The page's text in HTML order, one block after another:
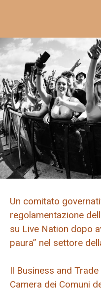
Un comitato
regolamentazione
su Live Nation dopo
paura” nel settore
Il Business and
Camera dei Comuni